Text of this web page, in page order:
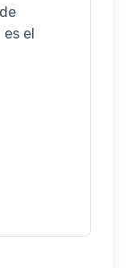
el